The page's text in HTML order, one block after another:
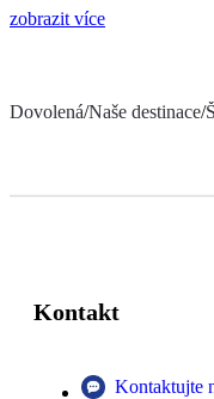
zobrazit více
Dovolená/Naše destinace/
Kontakt
Kontaktujte